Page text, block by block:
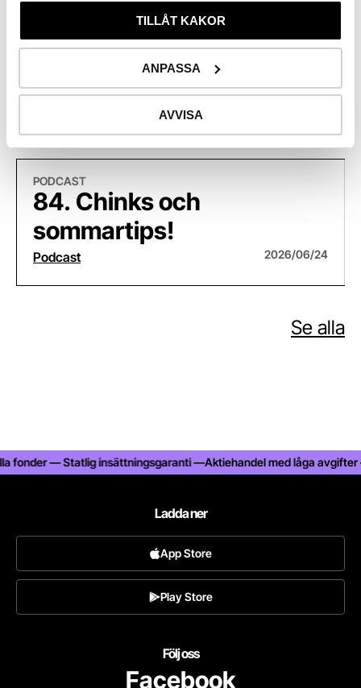
TILLÅT KAKOR
ANPASSA
AVVISA
Relaterade
podcasts
PODCAST
84. Chinks och
sommartips!
Podcast 2026/06/24
Se alla
— Statlig insättningsgaranti —Aktiehandel med låga avgifter
Ladda ner
App Store
Play Store
Följ oss
Facebook